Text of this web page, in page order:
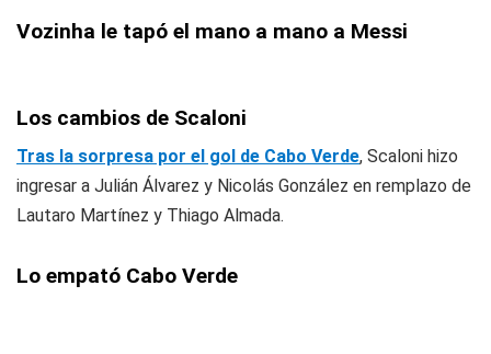
Vozinha le tapó el mano a mano a Messi
Los cambios de Scaloni
Tras la sorpresa por el gol de Cabo Verde, Scaloni hizo
ingresar a Julián Álvarez y Nicolás González en remplazo de
Lautaro Martínez y Thiago Almada.
Lo empató Cabo Verde